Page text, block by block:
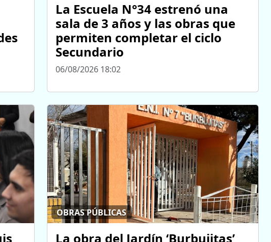
La Escuela N°34 estrenó una
sala de 3 años y las obras que
permiten completar el ciclo
Secundario
06/08/2026 18:02
OBRAS PÚBLICAS
La obra del Jardín ‘Burbujitas’